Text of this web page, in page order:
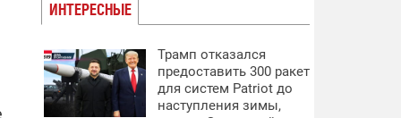
ИНТЕРЕСНЫЕ
Трамп отказался
предоставить 300 ракет
для систем Patriot до
наступления зимы,